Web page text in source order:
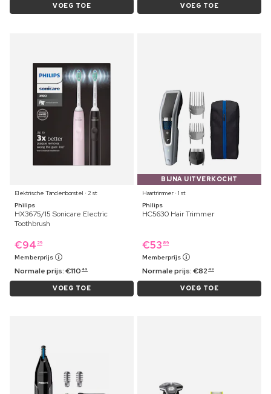
VOEG TOE VOEG TOE
Elektrische Tandenborstel ⋅ 2 st
Philips
HX3675/15 Sonicare Electric
Toothbrush
€94 29
Memberprijs
Normale prijs:€110 49
VOEG TOE
BIJNA UITVERKOCHT
Haartrimmer ⋅ 1 st
Philips
HC5630 Hair Trimmer
€53 89
Memberprijs
Normale prijs:€82 49
VOEG TOE